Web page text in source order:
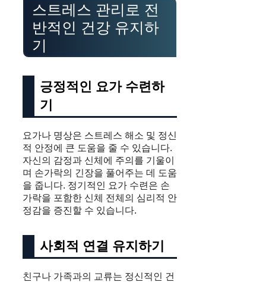
스트레스 관리로 전
반적인 건강 유지하
기
긍정적인 요가 수련하
기
요가나 명상은 스트레스 해소 및 정신
적 안정에 큰 도움을 줄 수 있습니다.
자신의 감정과 신체에 주의를 기울이
며 손가락의 긴장을 풀어주는 데 도움
을 줍니다. 정기적인 요가 수련은 손
가락을 포함한 신체 전체의 심리적 안
정감을 증진할 수 있습니다.
사회적 연결 유지하기
친구나 가족과의 교류는 정신적인 건